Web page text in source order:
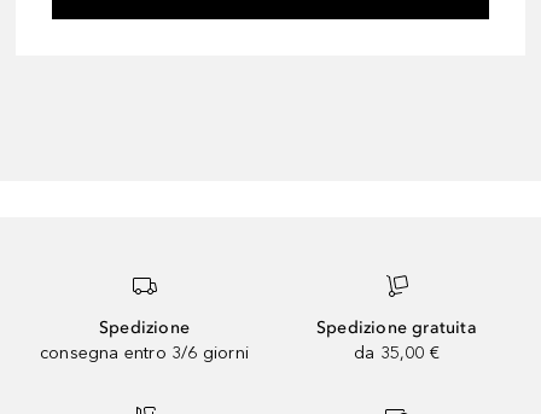
Spedizione
consegna entro 3/6 giorni
Spedizione gratuita
da 35,00 €